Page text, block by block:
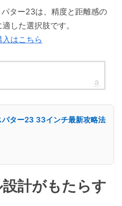
ター23は、精度と距離感の
した選択肢です。
はこちら
ター23 33インチ最新攻略法
設計がもたらす